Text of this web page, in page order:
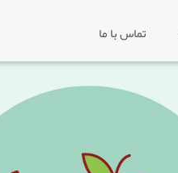
تماس با ما